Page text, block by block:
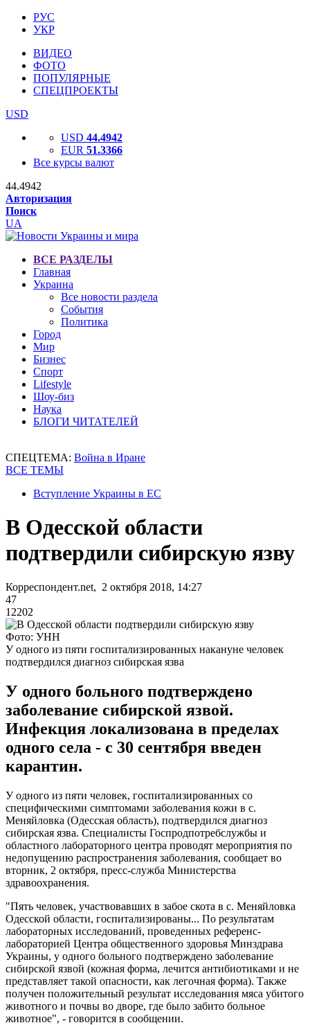
РУС
УКР
ВИДЕО
ФОТО
ПОПУЛЯРНЫЕ
СПЕЦПРОЕКТЫ
USD
USD 44.4942
EUR 51.3366
Все курсы валют
44.4942
Авторизация
Поиск
UA
ВСЕ РАЗДЕЛЫ
Главная
Украина
Все новости раздела
События
Политика
Город
Мир
Бизнес
Спорт
Lifestyle
Шоу-биз
Наука
БЛОГИ ЧИТАТЕЛЕЙ
СПЕЦТЕМА: Война в Иране
ВСЕ ТЕМЫ
Вступление Украины в ЕС
В Одесской области
подтвердили сибирскую язву
Корреспондент.net, 2 октября 2018, 14:27
47
12202
Фото: УНН
У одного из пяти госпитализированных накануне человек
подтвердился диагноз сибирская язва
У одного больного подтверждено
заболевание сибирской язвой.
Инфекция локализована в пределах
одного села - с 30 сентября введен
карантин.
У одного из пяти человек, госпитализированных со
специфическими симптомами заболевания кожи в с.
Меняйловка (Одесская область), подтвердился диагноз
сибирская язва. Специалисты Госпродпотребслужбы и
областного лабораторного центра проводят мероприятия по
недопущению распространения заболевания, сообщает во
вторник, 2 октября, пресс-служба Министерства
здравоохранения.
"Пять человек, участвовавших в забое скота в с. Меняйловка
Одесской области, госпитализированы... По результатам
лабораторных исследований, проведенных референс-
лабораторией Центра общественного здоровья Минздрава
Украины, у одного больного подтверждено заболевание
сибирской язвой (кожная форма, лечится антибиотиками и не
представляет такой опасности, как легочная форма). Также
получен положительный результат исследования мяса убитого
животного и почвы во дворе, где было забито больное
животное", - говорится в сообщении.